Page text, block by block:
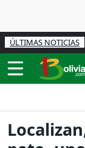
ÚLTIMAS NOTICIAS